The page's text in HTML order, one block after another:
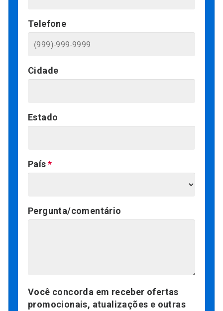
Telefone
Cidade
Estado
País
Pergunta/comentário
Você concorda em receber ofertas
promocionais, atualizações e outras